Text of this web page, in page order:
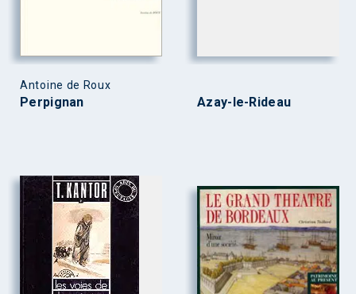
Antoine de Roux
Perpignan Azay-le-Rideau